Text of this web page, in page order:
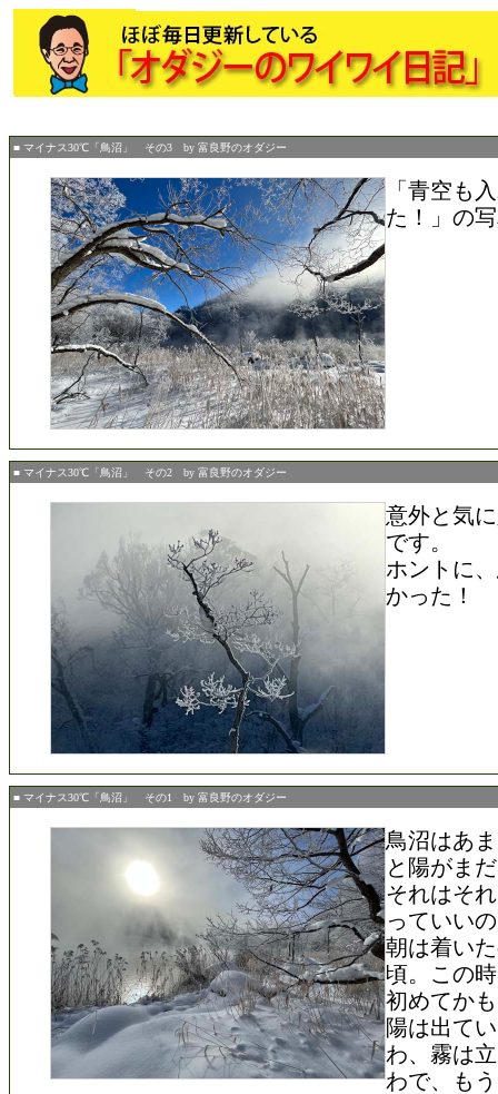
■ マイナス30℃「鳥沼」 その3 by 富良野のオダジー
「青空も
た！」の
■ マイナス30℃「鳥沼」 その2 by 富良野のオダジー
意外と気
です。
ホントに
かった！
■ マイナス30℃「鳥沼」 その1 by 富良野のオダジー
鳥沼はあ
と陽がま
それはそ
っていい
朝は着い
頃。この
初めてか
陽は出て
わ、霧は
わで、も